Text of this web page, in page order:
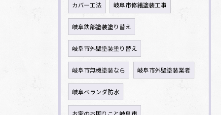
カバー工法 岐阜市修繕塗装工事
岐阜鉄部塗装塗り替え
岐阜市外壁塗装塗り替え
岐阜市無機塗装なら 岐阜市外壁塗装業者
岐阜ベランダ防水